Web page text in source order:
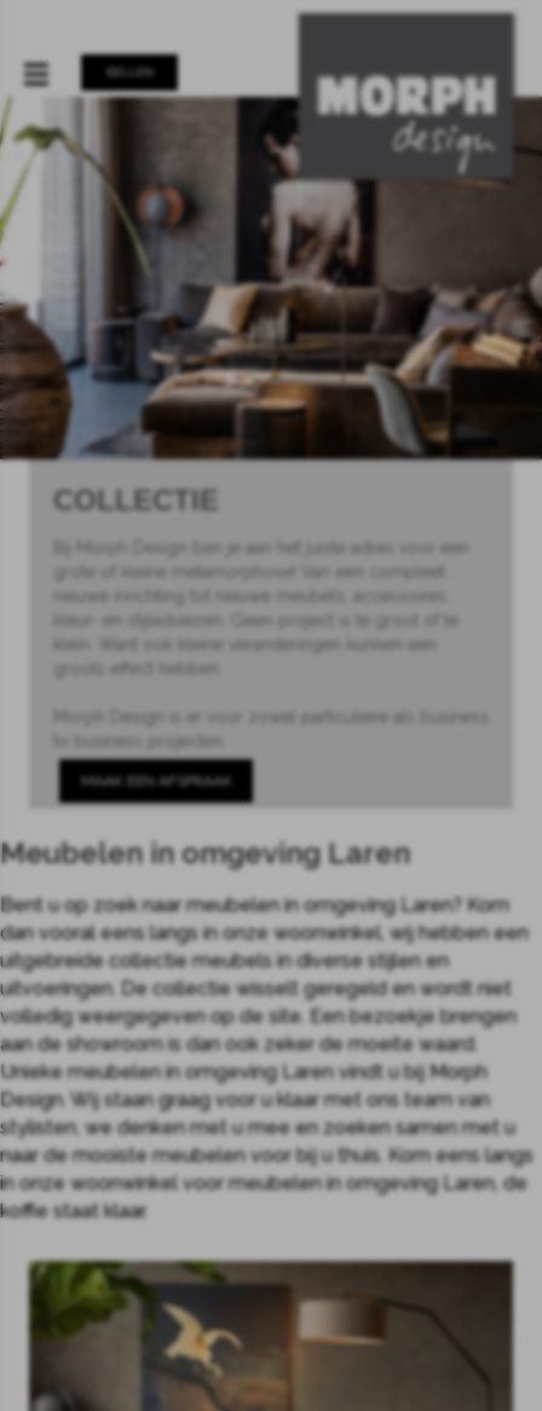
BELLEN
COLLECTIE
Bij Morph Design ben je aan het juiste adres voor een
grote of kleine metamorphose! Van een compleet
nieuwe inrichting tot nieuwe meubels, accessoires,
kleur- en stijladviezen. Geen project is te groot of te
klein. Want ook kleine veranderingen kunnen een
groots effect hebben.
Morph Design is er voor zowel particuliere als business
to business projecten.
MAAK EEN AFSPRAAK
Meubelen in omgeving Laren
Bent u op zoek naar meubelen in omgeving Laren? Kom
dan vooral eens langs in onze woonwinkel, wij hebben een
uitgebreide collectie meubels in diverse stijlen en
uitvoeringen. De collectie wisselt geregeld en wordt niet
volledig weergegeven op de site. Een bezoekje brengen
aan de showroom is dan ook zeker de moeite waard.
Unieke meubelen in omgeving Laren vindt u bij Morph
Design. Wij staan graag voor u klaar met ons team van
stylisten, we denken met u mee en zoeken samen met u
naar de mooiste meubelen voor bij u thuis. Kom eens langs
in onze woonwinkel voor meubelen in omgeving Laren, de
koffie staat klaar.